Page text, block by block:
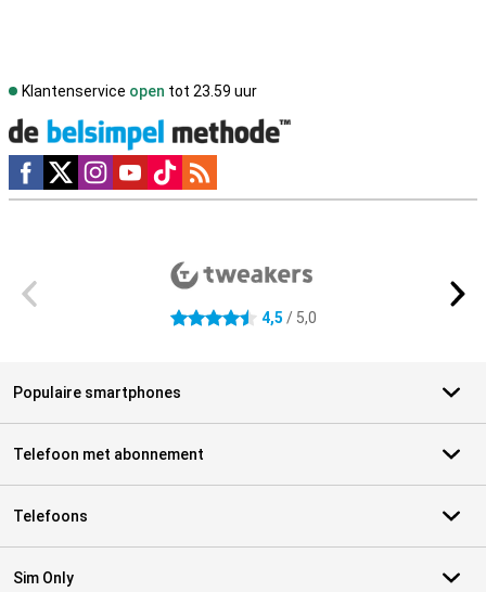
Klantenservice open tot 23.59 uur
Social media
4.5 sterren 4,5 / 5,0
Populaire smartphones
Telefoon met abonnement
Telefoons
Sim Only